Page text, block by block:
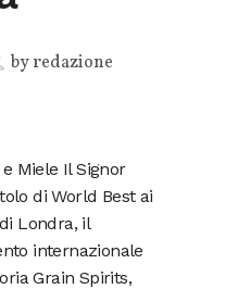
byredazione
Miele Il Signor
di World Best ai
Londra, il
internazionale
Grain Spirits,